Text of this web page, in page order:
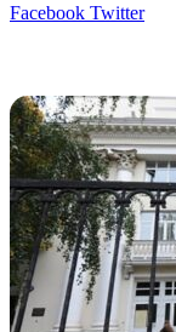
Facebook TwitterViber
Line